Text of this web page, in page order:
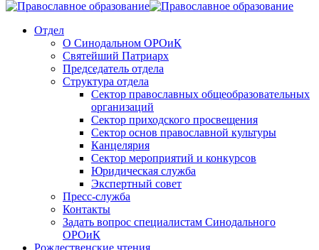
Отдел
О Синодальном ОРОиК
Святейший Патриарх
Председатель отдела
Структура отдела
Сектор православных общеобразовательных
организаций
Сектор приходского просвещения
Сектор основ православной культуры
Канцелярия
Сектор мероприятий и конкурсов
Юридическая служба
Экспертный совет
Пресс-служба
Контакты
Задать вопрос специалистам Синодального
ОРОиК
Рождественские чтения